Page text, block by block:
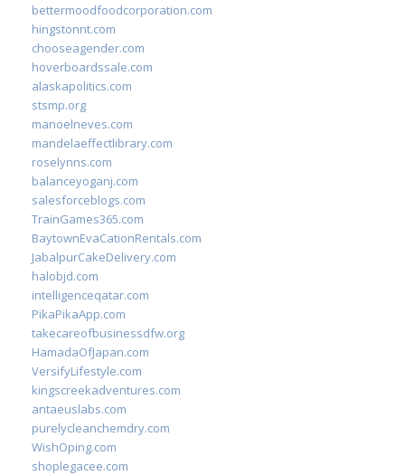
bettermoodfoodcorporation.com
hingstonnt.com
chooseagender.com
hoverboardssale.com
alaskapolitics.com
stsmp.org
manoelneves.com
mandelaeffectlibrary.com
roselynns.com
balanceyoganj.com
salesforceblogs.com
TrainGames365.com
BaytownEvaCationRentals.com
JabalpurCakeDelivery.com
halobjd.com
intelligenceqatar.com
PikaPikaApp.com
takecareofbusinessdfw.org
HamadaOfJapan.com
VersifyLifestyle.com
kingscreekadventures.com
antaeuslabs.com
purelycleanchemdry.com
WishOping.com
shoplegacee.com